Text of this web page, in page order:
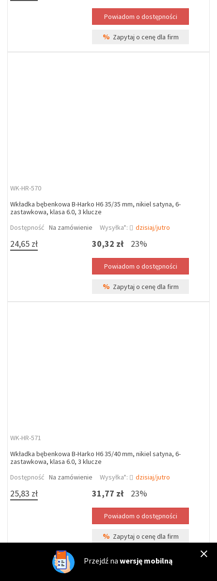
% Zapytaj o cenę dla firm
WK-HR-570
Wkładka bębenkowa B-Harko H6 35/35 mm, nikiel satyna, 6-
zastawkowa, klasa 6.0, 3 klucze
Dostępność Na zamówienie Wysyłka*: dzisiaj/jutro
24,65 zł 30,32 zł 23%
% Zapytaj o cenę dla firm
WK-HR-571
Wkładka bębenkowa B-Harko H6 35/40 mm, nikiel satyna, 6-
zastawkowa, klasa 6.0, 3 klucze
Dostępność Na zamówienie Wysyłka*: dzisiaj/jutro
25,83 zł 31,77 zł 23%
% Zapytaj o cenę dla firm
Przejdź na wersję mobilną